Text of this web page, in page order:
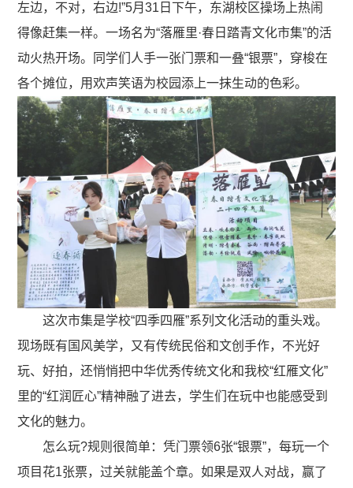
左边，不对，右边!”5月31日下午，东湖校区操场上热闹
得像赶集一样。一场名为“落雁里·春日踏青文化市集”的活
动火热开场。同学们人手一张门票和一叠“银票”，穿梭在
各个摊位，用欢声笑语为校园添上一抹生动的色彩。
这次市集是学校“四季四雁”系列文化活动的重头戏。
现场既有国风美学，又有传统民俗和文创手作，不光好
玩、好拍，还悄悄把中华优秀传统文化和我校“红雁文化”
里的“红润匠心”精神融了进去，学生们在玩中也能感受到
文化的魅力。
怎么玩?规则很简单：凭门票领6张“银票”，每玩一个
项目花1张票，过关就能盖个章。如果是双人对战，赢了